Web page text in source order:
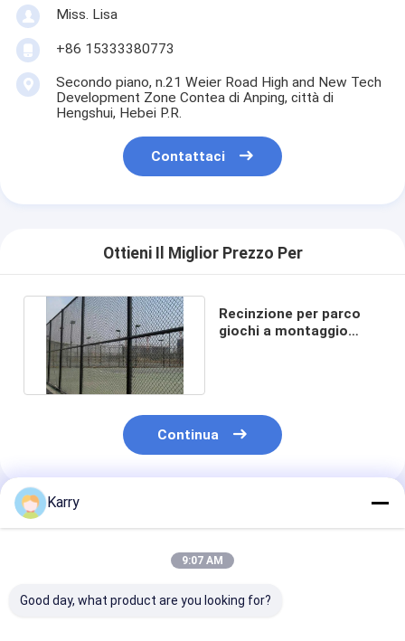
Miss. Lisa
+86 15333380773
Secondo piano, n.21 Weier Road High and New Tech
Development Zone Contea di Anping, città di
Hengshui, Hebei P.R.
Contattaci
Ottieni Il Miglior Prezzo Per
Recinzione per parco
giochi a montaggio
Continua
Prodotti Raccomandati
Karry
9:07 AM
Good day, what product are you looking for?